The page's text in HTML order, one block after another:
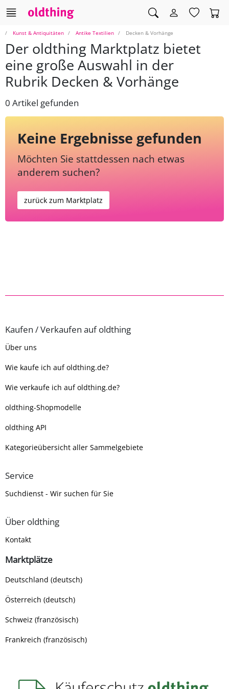
Kunst & Antiquitäten Antike Textilien Decken & Vorhänge
Der oldthing Marktplatz bietet
eine große Auswahl in der
Rubrik Decken & Vorhänge
0 Artikel gefunden
Keine Ergebnisse gefunden
Möchten Sie stattdessen nach etwas
anderem suchen?
zurück zum Marktplatz
Kaufen / Verkaufen auf oldthing
Über uns
Wie kaufe ich auf oldthing.de?
Wie verkaufe ich auf oldthing.de?
oldthing-Shopmodelle
oldthing API
Kategorieübersicht aller Sammelgebiete
Service
Suchdienst - Wir suchen für Sie
Über oldthing
Kontakt
Marktplätze
Deutschland (deutsch)
Österreich (deutsch)
Schweiz (französisch)
Frankreich (französisch)